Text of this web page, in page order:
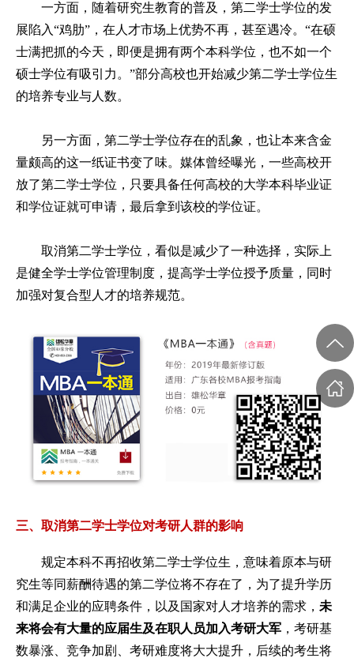
一方面，随着研究生教育的普及，第二学士学位的发
展陷入“鸡肋”，在人才市场上优势不再，甚至遇冷。“在硕
士满把抓的今天，即便是拥有两个本科学位，也不如一个
硕士学位有吸引力。”部分高校也开始减少第二学士学位生
的培养专业与人数。
另一方面，第二学士学位存在的乱象，也让本来含金
量颇高的这一纸证书变了味。媒体曾经曝光，一些高校开
放了第二学士学位，只要具备任何高校的大学本科毕业证
和学位证就可申请，最后拿到该校的学位证。
取消第二学士学位 ，看似是减少了一种选择，实际上
是健全学士学位管理制度，提高学士学位授予质量，同时
加强对复合型人才的培养规范。
三、取消第二学士学位对考研人群的影响
规定本科不再招收第二学士学位生，意味着原本与研
究生等同薪酬待遇的第二学位将不存在了，为了提升学历
和满足企业的应聘条件，以及国家对人才培养的需求， 未
来将会有大量的应届生及在职人员加入考研大军，考研基
数暴涨、竞争加剧、考研难度将大大提升，后续的考生将